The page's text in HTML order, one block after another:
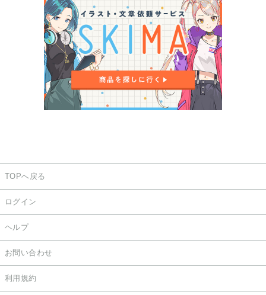
TOPへ戻る
ログイン
ヘルプ
お問い合わせ
利用規約